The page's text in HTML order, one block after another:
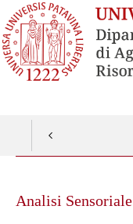
contentAnalisi Sensoriale